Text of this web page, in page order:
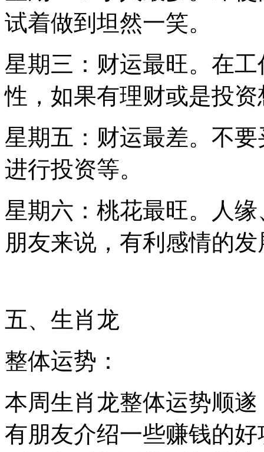
试着做到坦然一笑。
星期三：财运最旺。在
性，如果有理财或是投
星期五：财运最差。不
进行投资等。
星期六：桃花最旺。人
朋友来说，有利感情的发
五、生肖龙
整体运势：
本周生肖龙整体运势顺
有朋友介绍一些赚钱的